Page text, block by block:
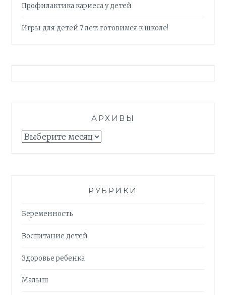
Профилактика кариеса у детей
Игры для детей 7 лет: готовимся к школе!
АРХИВЫ
Архивы
РУБРИКИ
Беременность
Воспитание детей
Здоровье ребенка
Малыш